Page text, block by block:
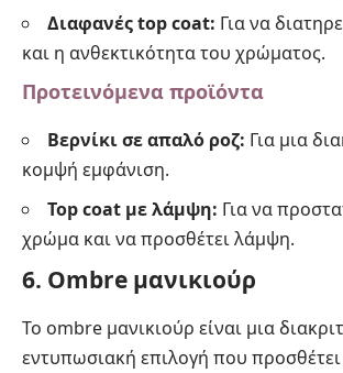
Διαφανές top coat: Για να
και η ανθεκτικότητα του χρώματος.
Προτεινόμενα προϊόντα
Βερνίκι σε απαλό ροζ: Για μια
κομψή εμφάνιση.
Top coat με λάμψη: Για να
χρώμα και να προσθέτει λάμψη.
6. Ombre μανικιούρ
Το ombre μανικιούρ είναι μια
εντυπωσιακή επιλογή που